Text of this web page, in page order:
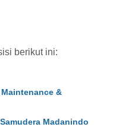
berikut ini:
&
Madanindo